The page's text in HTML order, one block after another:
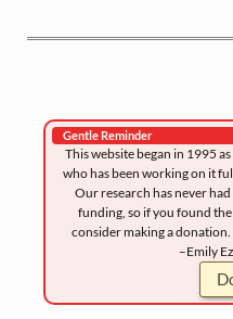
Gentle Reminder
This website began in 1995
who has been working on it
Our research has never
funding, so if you found
consider making a
–Emily